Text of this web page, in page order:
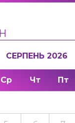
СЕРПЕНЬ 2026
Ср Чт Пт